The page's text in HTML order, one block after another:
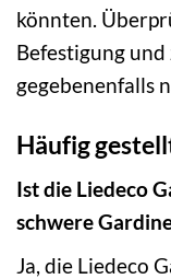
könnten.
Befestigung und
gegebenenfalls
Häufig
Ist die Liedeco
schwere
Ja, die Liedeco